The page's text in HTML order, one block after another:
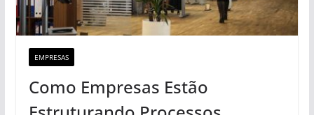
EMPRESAS
Como Empresas Estão